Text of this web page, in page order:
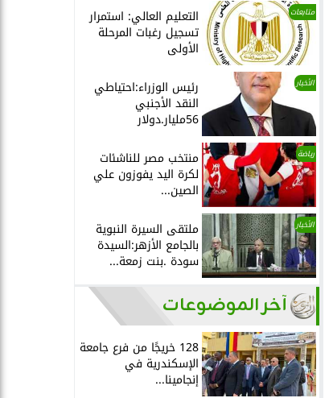
متابعات التعليم العالي: استمرار
تسجيل رغبات المرحلة
الأولى
الأخبار رئيس الوزراء:احتياطي
النقد الأجنبي
56مليار.دولار
رياضة منتخب مصر للناشئات
لكرة اليد يفوزون علي
الصين...
الأخبار ملتقى السيرة النبوية
بالجامع الأزهر:السيدة
سودة .بنت زمعة...
آخر الموضوعات
128 خريجًا من فرع جامعة
الإسكندرية في
إنجامينا...